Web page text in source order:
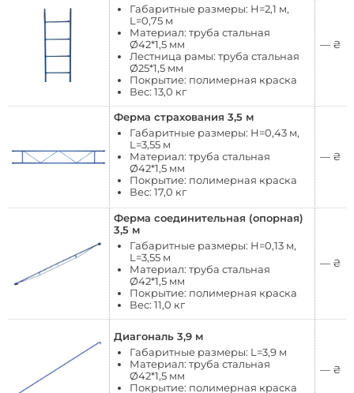
Габаритные размеры: Н=2,1 м,
L=0,75 м
Материал: труба стальная
Ø42*1,5 мм
Лестница рамы: труба стальная
Ø25*1,5 мм
Покрытие: полимерная краска
Вес: 13,0 кг
— ₴
Ферма страхования 3,5 м
Габаритные размеры: Н=0,43 м,
L=3,55 м
Материал: труба стальная
Ø42*1,5 мм
Покрытие: полимерная краска
Вес: 17,0 кг
— ₴
Ферма соединительная (опорная)
3,5 м
Габаритные размеры: Н=0,13 м,
L=3,55 м
Материал: труба стальная
Ø42*1,5 мм
Покрытие: полимерная краска
Вес: 11,0 кг
— ₴
Диагональ 3,9 м
Габаритные размеры: L=3,9 м
Материал: труба стальная
Ø42*1,5 мм
Покрытие: полимерная краска
— ₴